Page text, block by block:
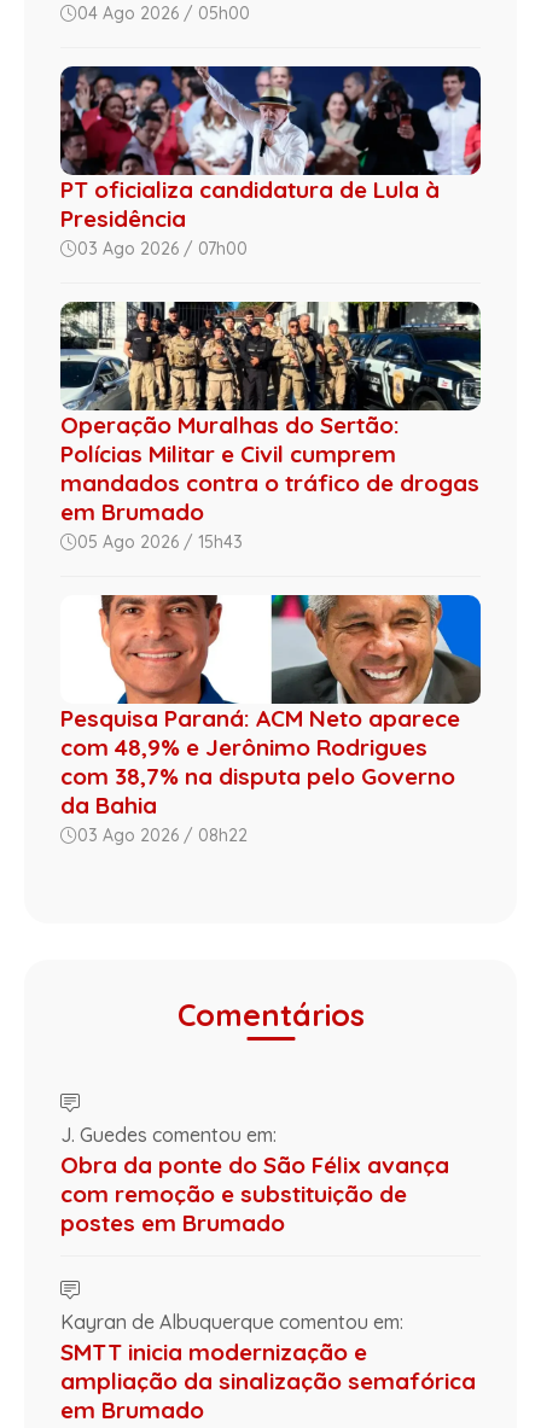
04 Ago 2026 / 05h00
PT oficializa candidatura de Lula à
Presidência
03 Ago 2026 / 07h00
Operação Muralhas do Sertão:
Polícias Militar e Civil cumprem
mandados contra o tráfico de drogas
em Brumado
05 Ago 2026 / 15h43
Pesquisa Paraná: ACM Neto aparece
com 48,9% e Jerônimo Rodrigues
com 38,7% na disputa pelo Governo
da Bahia
03 Ago 2026 / 08h22
Comentários
J. Guedes comentou em:
Obra da ponte do São Félix avança
com remoção e substituição de
postes em Brumado
Kayran de Albuquerque comentou em:
SMTT inicia modernização e
ampliação da sinalização semafórica
em Brumado